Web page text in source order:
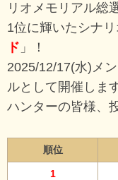
リオメモリアル総
1位に輝いたシナリ
ド 」！
2025/12/17(水)メ
ルとして開催しま
ハンターの皆様、
順位
1